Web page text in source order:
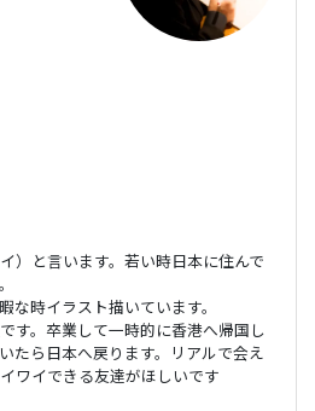
）と言います。若い時日本に住んで
な時イラスト描いています。
す。卒業して一時的に香港へ帰国し
たら日本へ戻ります。リアルで会え
ワイできる友達がほしいです